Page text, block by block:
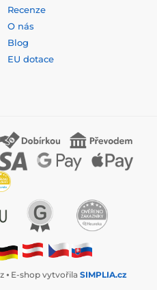
Recenze
O nás
Blog
EU dotace
⦁ E-shop vytvořila SIMPLIA.cz